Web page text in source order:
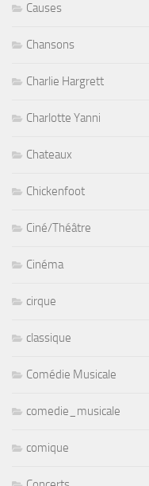
Causes
Chansons
Charlie Hargrett
Charlotte Yanni
Chateaux
Chickenfoot
Ciné/Théâtre
Cinéma
cirque
classique
Comédie Musicale
comedie_musicale
comique